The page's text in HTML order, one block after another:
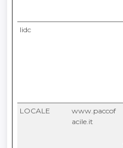
lidc
LOCALE
www.paccof
acile.it